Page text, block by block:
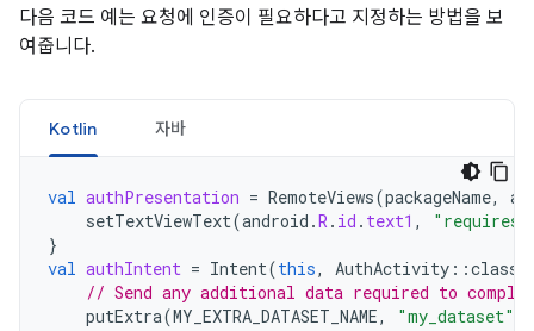
다음 코드 예는 요청에 인증이 필요하다고 지정하는 방법을 보
여줍니다.
Kotlin 자바
val authPresentation = RemoteViews(packageName,
setTextViewText(android .R . id . text1 ,
"requires
}
val authIntent = Intent(this, AuthActivity ::class
// Send any additional data required to
putExtra(MY_EXTRA_DATASET_NAME, "my_dataset"